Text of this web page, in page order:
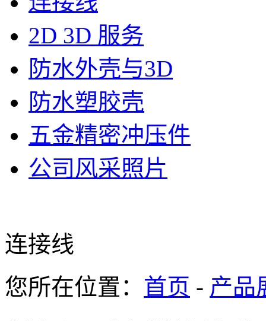
2D 3D 服务
防水外壳与3D
防水塑胶壳
五金精密冲压件
公司风采照片
连接线
您所在位置： 首页 - 产品